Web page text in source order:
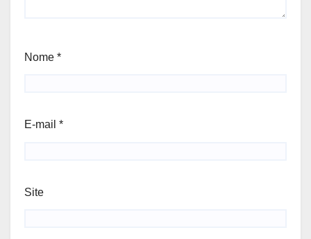
Nome *
E-mail *
Site